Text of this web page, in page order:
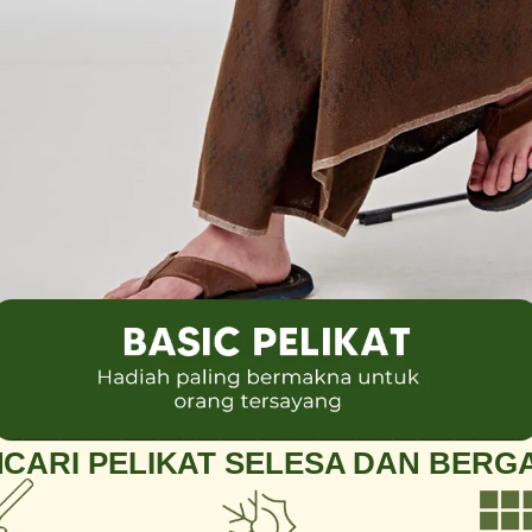
PELIKAT SELESA DAN